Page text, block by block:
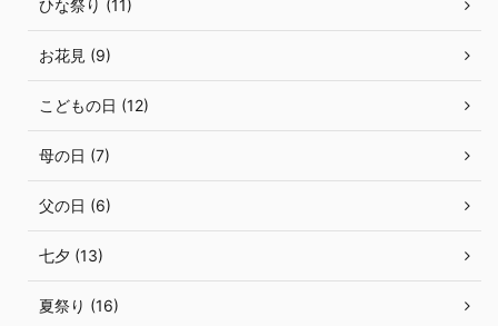
ひな祭り (11)
お花見 (9)
こどもの日 (12)
母の日 (7)
父の日 (6)
七夕 (13)
夏祭り (16)